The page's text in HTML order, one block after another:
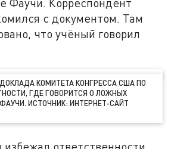
Фаучи. Корреспондент
с документом. Там
что учёный говорил
КОМИТЕТА КОНГРЕССА США ПО
ГДЕ ГОВОРИТСЯ О ЛОЖНЫХ
ИСТОЧНИК: ИНТЕРНЕТ-САЙТ
ответственности.